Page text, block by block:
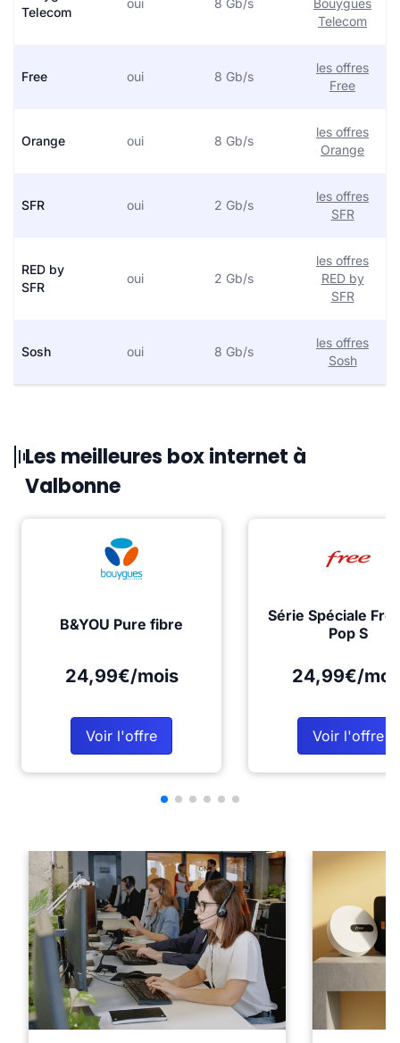
Telecom
oui 8 Gb/s
Bouygues
Telecom
Free oui 8 Gb/s
les offres
Free
Orange oui 8 Gb/s
les offres
Orange
SFR oui 2 Gb/s
les offres
SFR
RED by
SFR
oui 2 Gb/s
les offres
RED by
SFR
Sosh oui 8 Gb/s
les offres
Sosh
Les meilleures box internet à
Valbonne
B&YOU Pure fibre
24,99€/mois
Voir l'offre
Série Spéciale
Pop S
24,99€/
Voir l'offre